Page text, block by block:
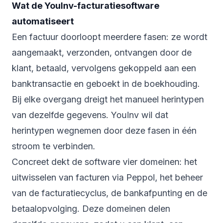
Wat de YouInv-facturatiesoftware
automatiseert
Een factuur doorloopt meerdere fasen: ze wordt
aangemaakt, verzonden, ontvangen door de
klant, betaald, vervolgens gekoppeld aan een
banktransactie en geboekt in de boekhouding.
Bij elke overgang dreigt het manueel herintypen
van dezelfde gegevens. YouInv wil dat
herintypen wegnemen door deze fasen in één
stroom te verbinden.
Concreet dekt de software vier domeinen: het
uitwisselen van facturen via Peppol, het beheer
van de facturatiecyclus, de bankafpunting en de
betaalopvolging. Deze domeinen delen